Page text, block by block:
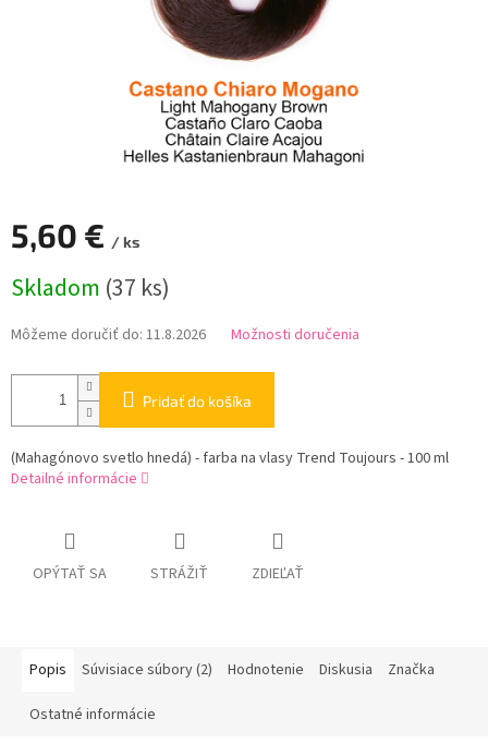
5,60 € / ks
cena:
Skladom (37 ks)
Môžeme doručiť do: 11.8.2026 Možnosti doručenia
Pridať do košíka
(Mahagónovo svetlo hnedá) - farba na vlasy Trend Toujours - 100 ml
Detailné informácie
OPÝTAŤ SA STRÁŽIŤ ZDIEĽAŤ
Popis Súvisiace súbory (2) Hodnotenie Diskusia Značka
Ostatné informácie